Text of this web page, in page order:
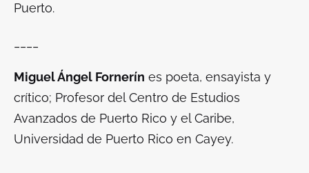
Puerto.
Miguel Ángel Fornerín es poeta, ensayista y
crítico; Profesor del Centro de Estudios
Avanzados de Puerto Rico y el Caribe,
Universidad de Puerto Rico en Cayey.